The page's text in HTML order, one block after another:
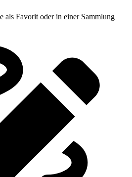
als Favorit oder in einer Sammlung